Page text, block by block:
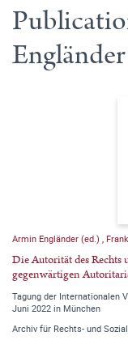
Engländer
Armin Engländer (ed.)
Die Autorität des Rechts
gegenwärtigen
Tagung der Internationalen
Juni 2022 in München
Archiv für Rechts- und